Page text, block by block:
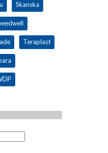
Skanska
Teraplast